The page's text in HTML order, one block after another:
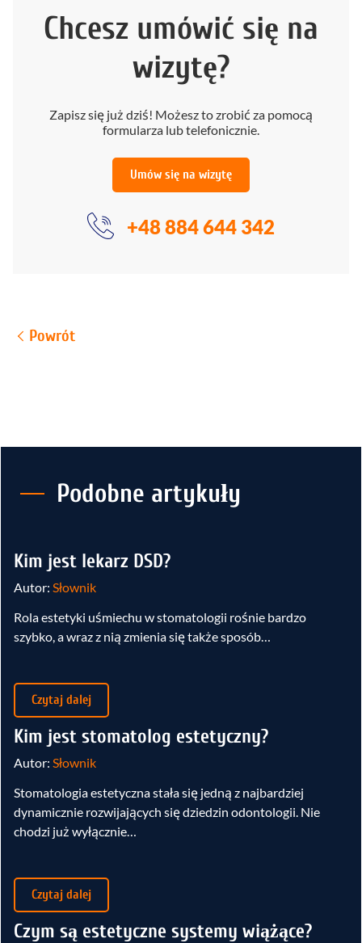
Chcesz umówić się na
wizytę?
Zapisz się już dziś! Możesz to zrobić za pomocą
formularza lub telefonicznie.
Umów się na wizytę
+48 884 644 342
Powrót
Podobne artykuły
Kim jest lekarz DSD?
Autor: Słownik
Rola estetyki uśmiechu w stomatologii rośnie bardzo
szybko, a wraz z nią zmienia się także sposób…
Czytaj dalej
Kim jest stomatolog estetyczny?
Autor: Słownik
Stomatologia estetyczna stała się jedną z najbardziej
dynamicznie rozwijających się dziedzin odontologii. Nie
chodzi już wyłącznie…
Czytaj dalej
Czym są estetyczne systemy wiążące?